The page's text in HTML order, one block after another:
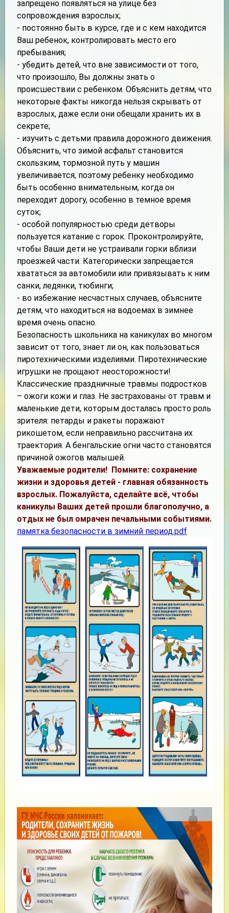
запрещено появляться на улице без
сопровождения взрослых;
- постоянно быть в курсе, где и с кем находится
Ваш ребенок, контролировать место его
пребывания;
- убедить детей, что вне зависимости от того,
что произошло, Вы должны знать о
происшествии с ребенком. Объяснить детям, что
некоторые факты никогда нельзя скрывать от
взрослых, даже если они обещали хранить их в
секрете;
- изучить с детьми правила дорожного движения.
Объяснить, что зимой асфальт становится
скользким, тормозной путь у машин
увеличивается, поэтому ребенку необходимо
быть особенно внимательным, когда он
переходит дорогу, особенно в темное время
суток;
- особой популярностью среди детворы
пользуется катание с горок. Проконтролируйте,
чтобы Ваши дети не устраивали горки вблизи
проезжей части. Категорически запрещается
хвататься за автомобили или привязывать к ним
санки, ледянки, тюбинги;
- во избежание несчастных случаев, объясните
детям, что находиться на водоемах в зимнее
время очень опасно.
Безопасность школьника на каникулах во многом
зависит от того, знает ли он, как пользоваться
пиротехническими изделиями. Пиротехнические
игрушки не прощают неосторожности!
Классические праздничные травмы подростков
– ожоги кожи и глаз. Не застрахованы от травм и
маленькие дети, которым досталась просто роль
зрителя: петарды и ракеты поражают
рикошетом, если неправильно рассчитана их
траектория. А бенгальские огни часто становятся
причиной ожогов малышей.
Уважаемые родители! Помните: сохранение
жизни и здоровья детей - главная обязанность
взрослых. Пожалуйста, сделайте всё, чтобы
каникулы Ваших детей прошли благополучно, а
отдых не был омрачен печальными событиями.
памятка безопасности в зимний период.pdf